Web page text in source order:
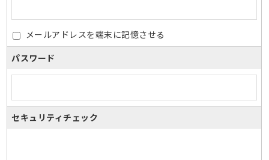
メールアドレスを端末に記憶させる
パスワード
セキュリティチェック